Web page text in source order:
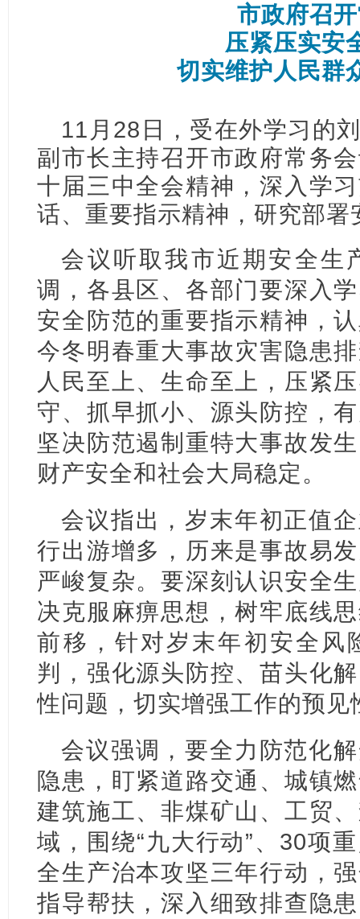
市政府召
压紧压实安
切实维护人民群
11月28日，受在外学习的
副市长主持召开市政府常务
十届三中全会精神，深入学
话、重要指示精神，研究部署
会议听取我市近期安全生
调，各县区、各部门要深入
安全防范的重要指示精神，
今冬明春重大事故灾害隐患
人民至上、生命至上，压紧
守、抓早抓小、源头防控，
坚决防范遏制重特大事故发
财产安全和社会大局稳定。
会议指出，岁末年初正值
行出游增多，历来是事故易
严峻复杂。要深刻认识安全
决克服麻痹思想，树牢底线
前移，针对岁末年初安全风
判，强化源头防控、苗头化
性问题，切实增强工作的预
会议强调，要全力防范化
隐患，盯紧道路交通、城镇
建筑施工、非煤矿山、工贸
域，围绕“九大行动”、30项
全生产治本攻坚三年行动，
指导帮扶，深入细致排查隐